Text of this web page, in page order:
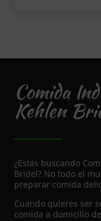
Comida
Kehlen
¿Estás buscando
Bridel? No todo el
preparar comida
Cuando quieres ser
comida a domicilio